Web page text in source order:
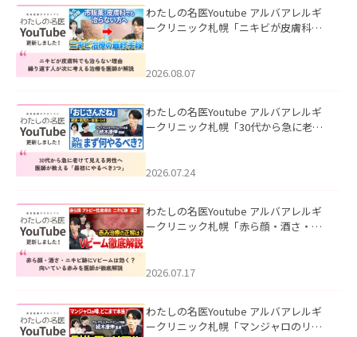
わたしの名医Youtube アルバアレルギ
ークリニック札幌「ニキビが皮膚科で
ました。
2026.08.07
わたしの名医Youtube アルバアレルギ
ークリニック札幌「30代から急に老け
た。
2026.07.24
わたしの名医Youtube アルバアレルギ
ークリニック札幌「赤ら顔・酒さ・ニ
した。
2026.07.17
わたしの名医Youtube アルバアレルギ
ークリニック札幌「マンジャロのリア